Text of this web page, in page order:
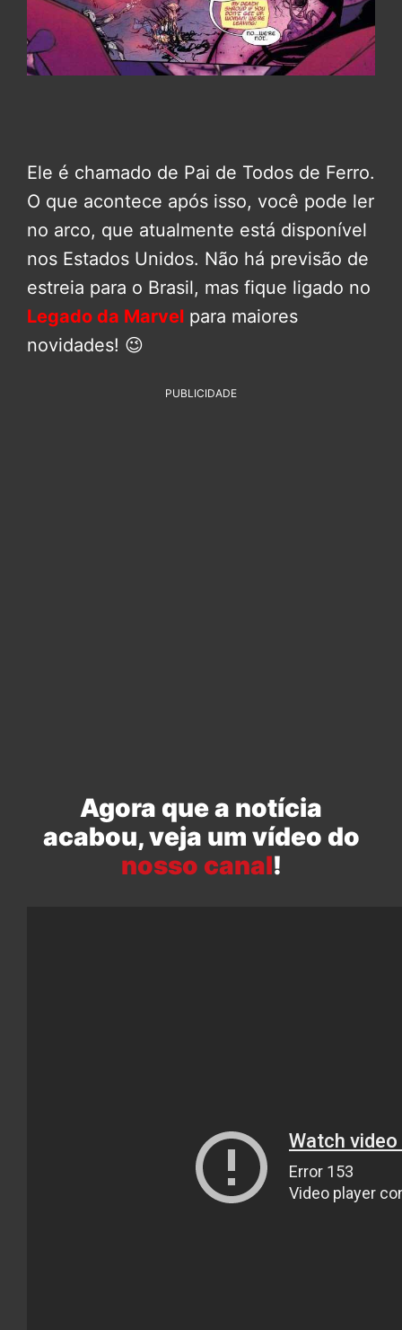
Ele é chamado de Pai de Todos de Ferro.
O que acontece após isso, você pode ler
no arco, que atualmente está disponível
nos Estados Unidos. Não há previsão de
estreia para o Brasil, mas fique ligado no
Legado da Marvel para maiores
novidades! 😉
PUBLICIDADE
Agora que a notícia
acabou, veja um vídeo do
nosso canal!